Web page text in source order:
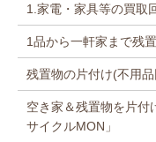
1.家電・家具等の買取
1品から一軒家まで残
残置物の片付け(不用
空き家＆残置物を片付
サイクルMON」